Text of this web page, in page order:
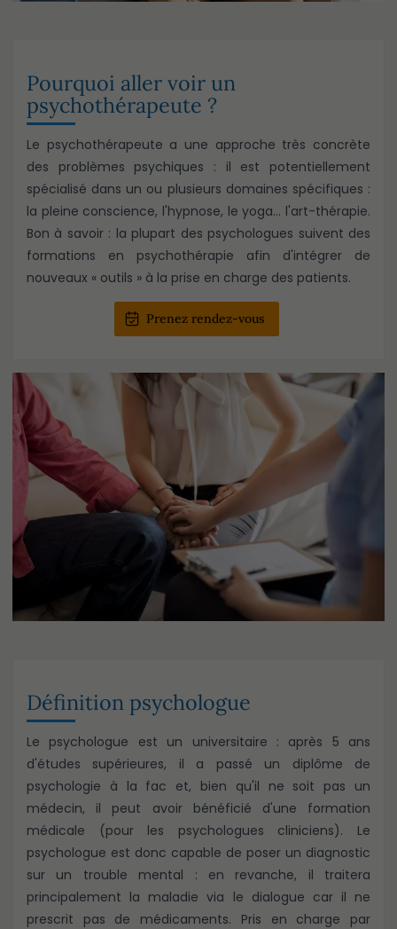
Pourquoi aller voir un
psychothérapeute ?
Le psychothérapeute a une approche très concrète
des problèmes psychiques : il est potentiellement
spécialisé dans un ou plusieurs domaines spécifiques :
la pleine conscience, l'hypnose, le yoga... l'art-thérapie.
Bon à savoir : la plupart des psychologues suivent des
formations en psychothérapie afin d'intégrer de
nouveaux « outils » à la prise en charge des patients.
Prenez rendez-vous
Définition psychologue
Le psychologue est un universitaire : après 5 ans
d'études supérieures, il a passé un diplôme de
psychologie à la fac et, bien qu'il ne soit pas un
médecin, il peut avoir bénéficié d'une formation
médicale (pour les psychologues cliniciens). Le
psychologue est donc capable de poser un diagnostic
sur un trouble mental : en revanche, il traitera
principalement la maladie via le dialogue car il ne
prescrit pas de médicaments. Pris en charge par